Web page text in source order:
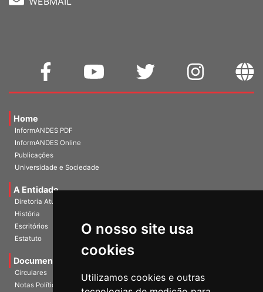
O nosso site usa
cookies
Utilizamos cookies e outras
Home
InformANDES PDF
InformANDES Online
Publicações
Universidade e Sociedade
A Entidade
Diretoria Atual
História
Escritórios
Estatuto
Documentos
Circulares
Notas Políticas